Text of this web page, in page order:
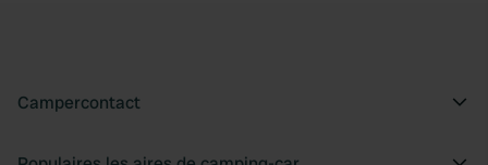
Campercontact